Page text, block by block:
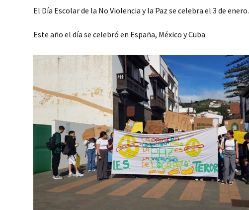
El Día Escolar de la No Violencia y la Paz se celebra el 3 de enero.
Este año el día se celebró en España, México y Cuba.